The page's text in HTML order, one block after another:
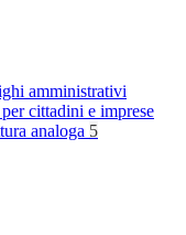
amministrativi
cittadini e imprese
analoga 5